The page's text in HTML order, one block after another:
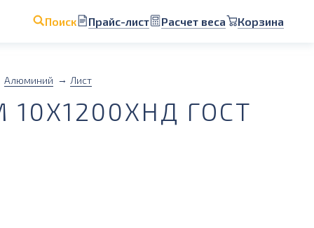
Поиск Прайс-лист Расчет веса Корзина
Алюминий Лист
ГОСТ